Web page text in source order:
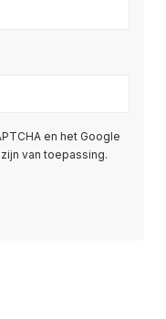
en het Google
zijn van toepassing.